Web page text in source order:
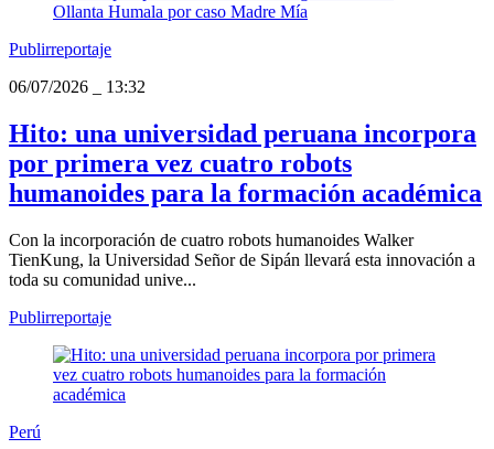
Publirreportaje
06/07/2026
13:32
Hito: una universidad peruana incorpora
por primera vez cuatro robots
humanoides para la formación académica
Con la incorporación de cuatro robots humanoides Walker
TienKung, la Universidad Señor de Sipán llevará esta innovación a
toda su comunidad unive...
Publirreportaje
Perú